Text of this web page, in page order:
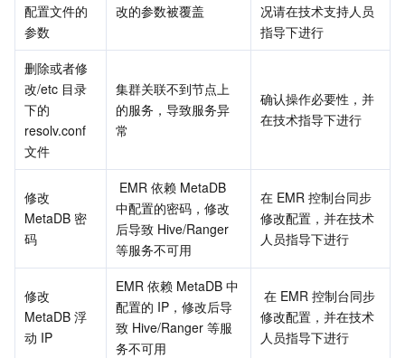
标签
云资源自动化 for Terraform
访问管理
配置审计
集团账号管理
控制中心
身份识别平台
腾讯云代码助手
腾讯云代码分析
腾讯云超级应用服务
腾讯云可观测平台
应用性能监控
前端性能监控
Prometheus 监控服务
Grafana 可视化服务
事件总线
腾讯云健康看板
API 与工具
云迁移
云 API
软件产品公告专区
软件产品生命周期公告
专有云软件
腾讯专有云PaaS平台 TCS
TDSQL
其他文档
渠道合作伙伴
账号相关
大数据处理套件 TBDS
操作系统
TencentOS Server
配置文件的
参数
改的参数被覆盖
况请在技术支持人员
指导下进行
删除或者修
改/etc 目录
下的
resolv.conf
文件
集群关联不到节点上
的服务，导致服务异
常
确认操作必要性，并
在技术指导下进行
修改
MetaDB 密
码
中配置的密码，修改
后导致 Hive/Ranger
等服务不可用
在 EMR 控制台同步
修改配置，并在技术
人员指导下进行
修改
MetaDB 浮
动 IP
EMR 依赖 MetaDB 中
配置的 IP，修改后导
致 Hive/Ranger 等服
务不可用
修改配置，并在技术
人员指导下进行